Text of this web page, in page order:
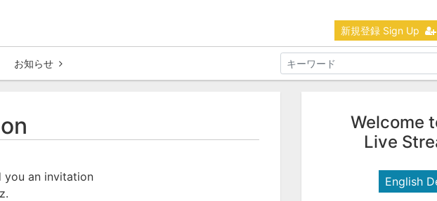
新規登録 Sign Up
お知らせ
you an invitation
Welcome
Live
English